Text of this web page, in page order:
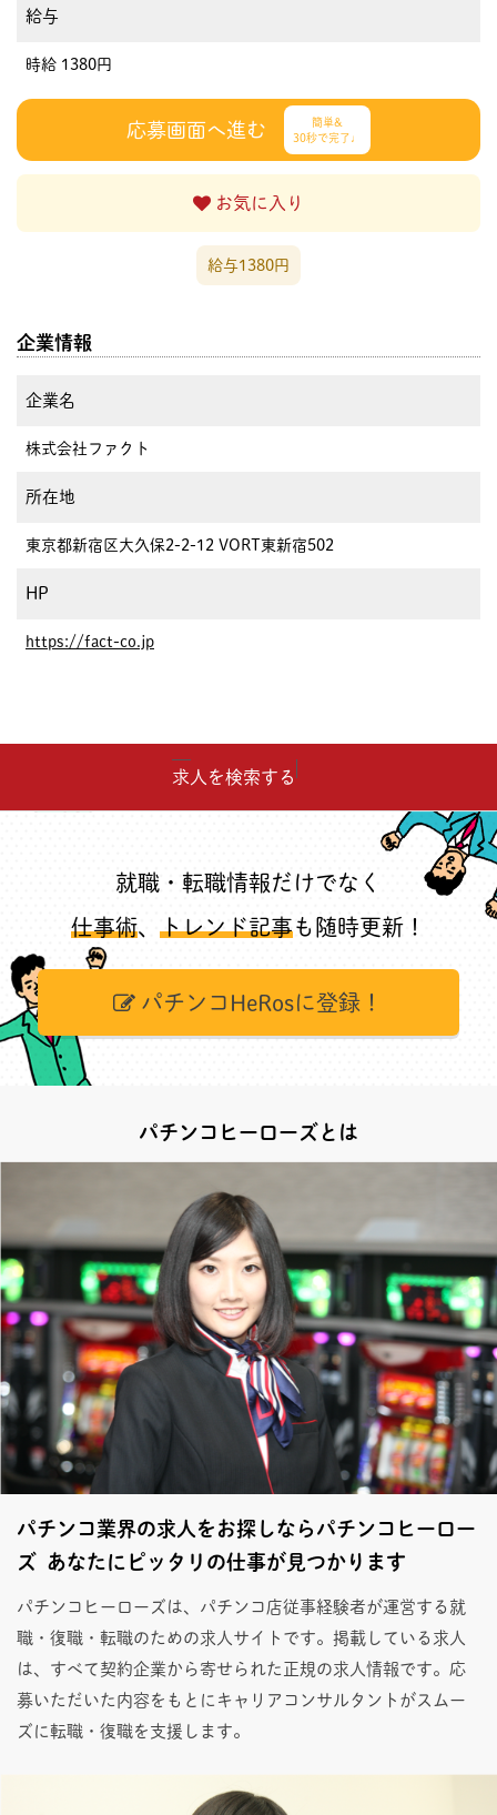
給与
時給 1380円
応募画面へ進む
簡単&
30秒で完了♩
お気に入り
給与1380円
企業情報
企業名
株式会社ファクト
所在地
東京都新宿区大久保2-2-12 VORT東新宿502
HP
https://fact-co.jp
求人を検索する
就職・転職情報だけでなく
仕事術、 トレンド記事も随時更新！
パチンコHeRosに登録！
パチンコヒーローズとは
パチンコ業界の求人をお探しならパチンコヒーロー
ズ あなたにピッタリの仕事が見つかります
パチンコヒーローズは、パチンコ店従事経験者が運営する就
職・復職・転職のための求人サイトです。掲載している求人
は、すべて契約企業から寄せられた正規の求人情報です。応
募いただいた内容をもとにキャリアコンサルタントがスムー
ズに転職・復職を支援します。